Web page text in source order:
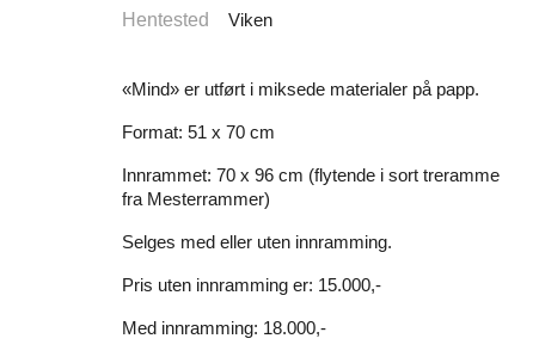
Hentested
Viken
«Mind» er utført i miksede materialer på papp.
Format: 51 x 70 cm
Innrammet: 70 x 96 cm (flytende i sort treramme
fra Mesterrammer)
Selges med eller uten innramming.
Pris uten innramming er: 15.000,-
Med innramming: 18.000,-